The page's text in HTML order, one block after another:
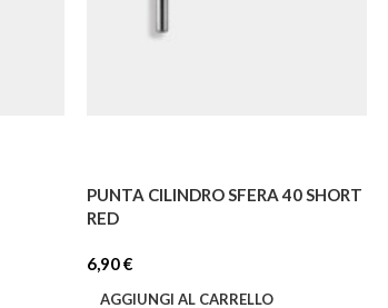
PUNTA CILINDRO SFERA 40 SHORT
RED
6,90€
AGGIUNGI AL CARRELLO